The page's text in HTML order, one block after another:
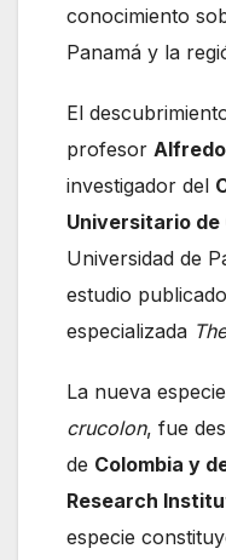
conocimiento
Panamá y la
El
profesor
investigador del
Universitario de
Universidad de
estudio
especializada
La nueva
crucolon, fue
de Colombia y
Research
especie